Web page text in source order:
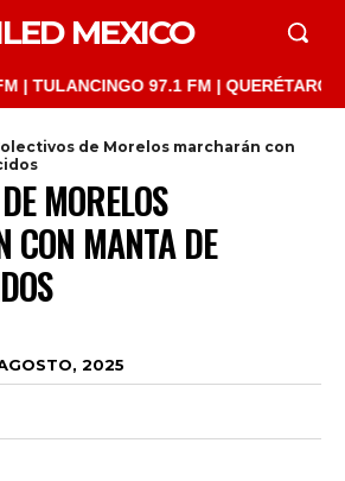
MEXICO
97.1 FM | QUERÉTARO
de Morelos marcharán con
MORELOS
CON MANTA DE
2025